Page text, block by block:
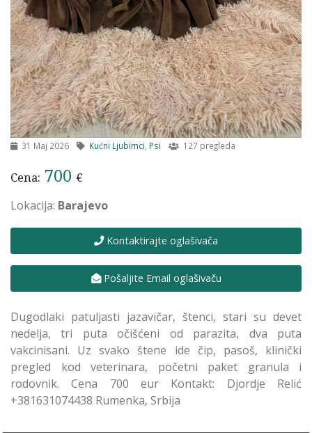
31 Maj 2026 Kućni Ljubimci Psi 127 pregleda
Cena: 700 €
Lokacija: Barajevo
Kontaktirajte oglašivača
Pošaljite Email oglašivaču
Dugodlaki patuljasti jazavičar, štenci, stari su devet
nedelja, tri puta očišćeni od parazita, dva puta
vakcinisani. Uz svako štene ide čip, pasoš, klinički
pregled kod veterinara, početni paket granula i
rodovnik. Cena 700 eur Kontakt: Djordje Relić
+381631074438 Rumenka, Srbija